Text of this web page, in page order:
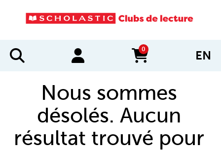
0
items in cart EN
Nous sommes
désolés. Aucun
résultat trouvé pour